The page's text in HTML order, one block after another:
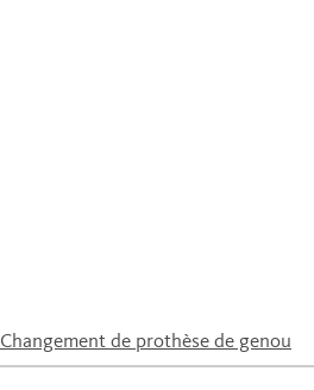
Changement de prothèse de genou